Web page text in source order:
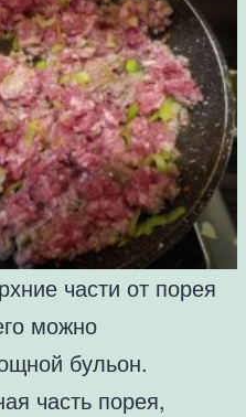
части от порея
можно
бульон.
часть порея,